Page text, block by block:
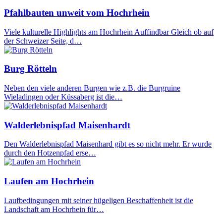
Pfahlbauten unweit vom Hochrhein
Viele kulturelle Highlights am Hochrhein Auffindbar Gleich ob auf
der Schweizer Seite, d…
Burg Rötteln
Neben den viele anderen Burgen wie z.B. die Burgruine
Wieladingen oder Küssaberg ist die…
Walderlebnispfad Maisenhardt
Den Walderlebnispfad Maisenhard gibt es so nicht mehr. Er wurde
durch den Hotzenpfad erse…
Laufen am Hochrhein
Laufbedingungen mit seiner hügeligen Beschaffenheit ist die
Landschaft am Hochrhein für…